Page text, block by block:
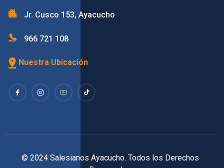
Jr. Cusco 153, Ayacucho
966 721 108
Nuestra Ubicación
© 2024 Salesianos Ayacucho. Todos los Derechos